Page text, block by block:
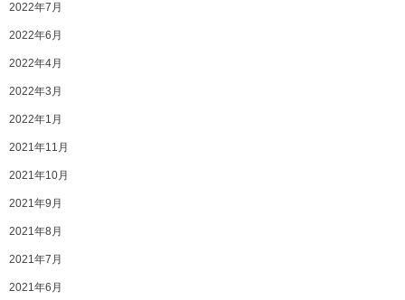
2022年7月
2022年6月
2022年4月
2022年3月
2022年1月
2021年11月
2021年10月
2021年9月
2021年8月
2021年7月
2021年6月